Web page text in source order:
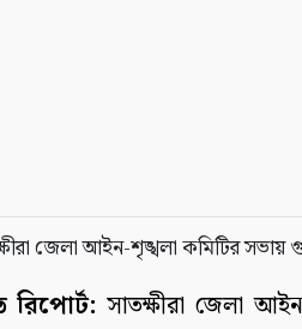
রিপোর্ট: সাতক্ষীরা জেলা